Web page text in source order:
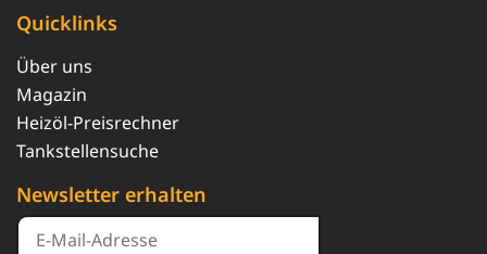
Quicklinks
Über uns
Magazin
Heizöl-Preisrechner
Tankstellensuche
Newsletter erhalten